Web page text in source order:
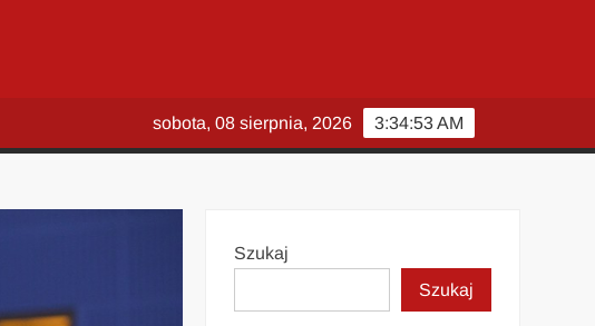
3:34:54 AM
sobota, 08 sierpnia, 2026
Szukaj
Szukaj